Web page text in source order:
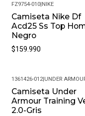
FZ9754-010|NIKE
Camiseta Nike Df
Acd25 Ss Top
Negro
$159.990
-24%
1361426-012|UNDER
Camiseta Under
Armour Training
2.0-Gris